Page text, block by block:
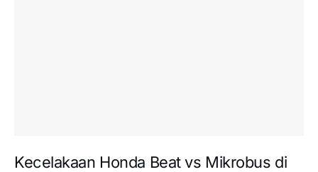
Kecelakaan Honda Beat vs Mikrobus di